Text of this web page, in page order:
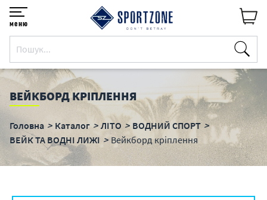
меню
ВЕЙКБОРД КРІПЛЕННЯ
Головна Каталог ЛІТО
ВОДНИЙ СПОРТ
ВЕЙК ТА ВОДНІ ЛИЖІ
Вейкборд кріплення